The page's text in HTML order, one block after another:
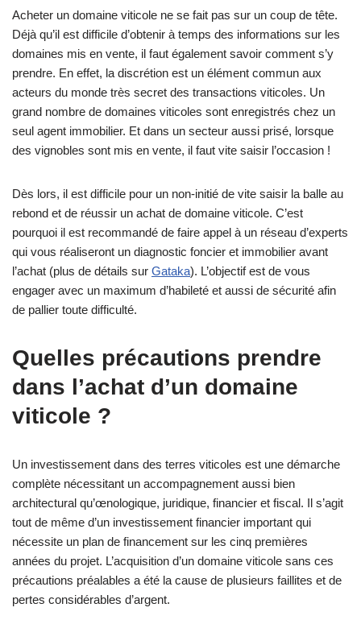
Acheter un domaine viticole ne se fait pas sur un coup de tête.
Déjà qu’il est difficile d’obtenir à temps des informations sur les
domaines mis en vente, il faut également savoir comment s’y
prendre. En effet, la discrétion est un élément commun aux
acteurs du monde très secret des transactions viticoles. Un
grand nombre de domaines viticoles sont enregistrés chez un
seul agent immobilier. Et dans un secteur aussi prisé, lorsque
des vignobles sont mis en vente, il faut vite saisir l’occasion !
Dès lors, il est difficile pour un non-initié de vite saisir la balle au
rebond et de réussir un achat de domaine viticole. C’est
pourquoi il est recommandé de faire appel à un réseau d’experts
qui vous réaliseront un diagnostic foncier et immobilier avant
l’achat (plus de détails sur Gataka). L’objectif est de vous
engager avec un maximum d’habileté et aussi de sécurité afin
de pallier toute difficulté.
Quelles précautions prendre
dans l’achat d’un domaine
viticole ?
Un investissement dans des terres viticoles est une démarche
complète nécessitant un accompagnement aussi bien
architectural qu’œnologique, juridique, financier et fiscal. Il s’agit
tout de même d’un investissement financier important qui
nécessite un plan de financement sur les cinq premières
années du projet. L’acquisition d’un domaine viticole sans ces
précautions préalables a été la cause de plusieurs faillites et de
pertes considérables d’argent.